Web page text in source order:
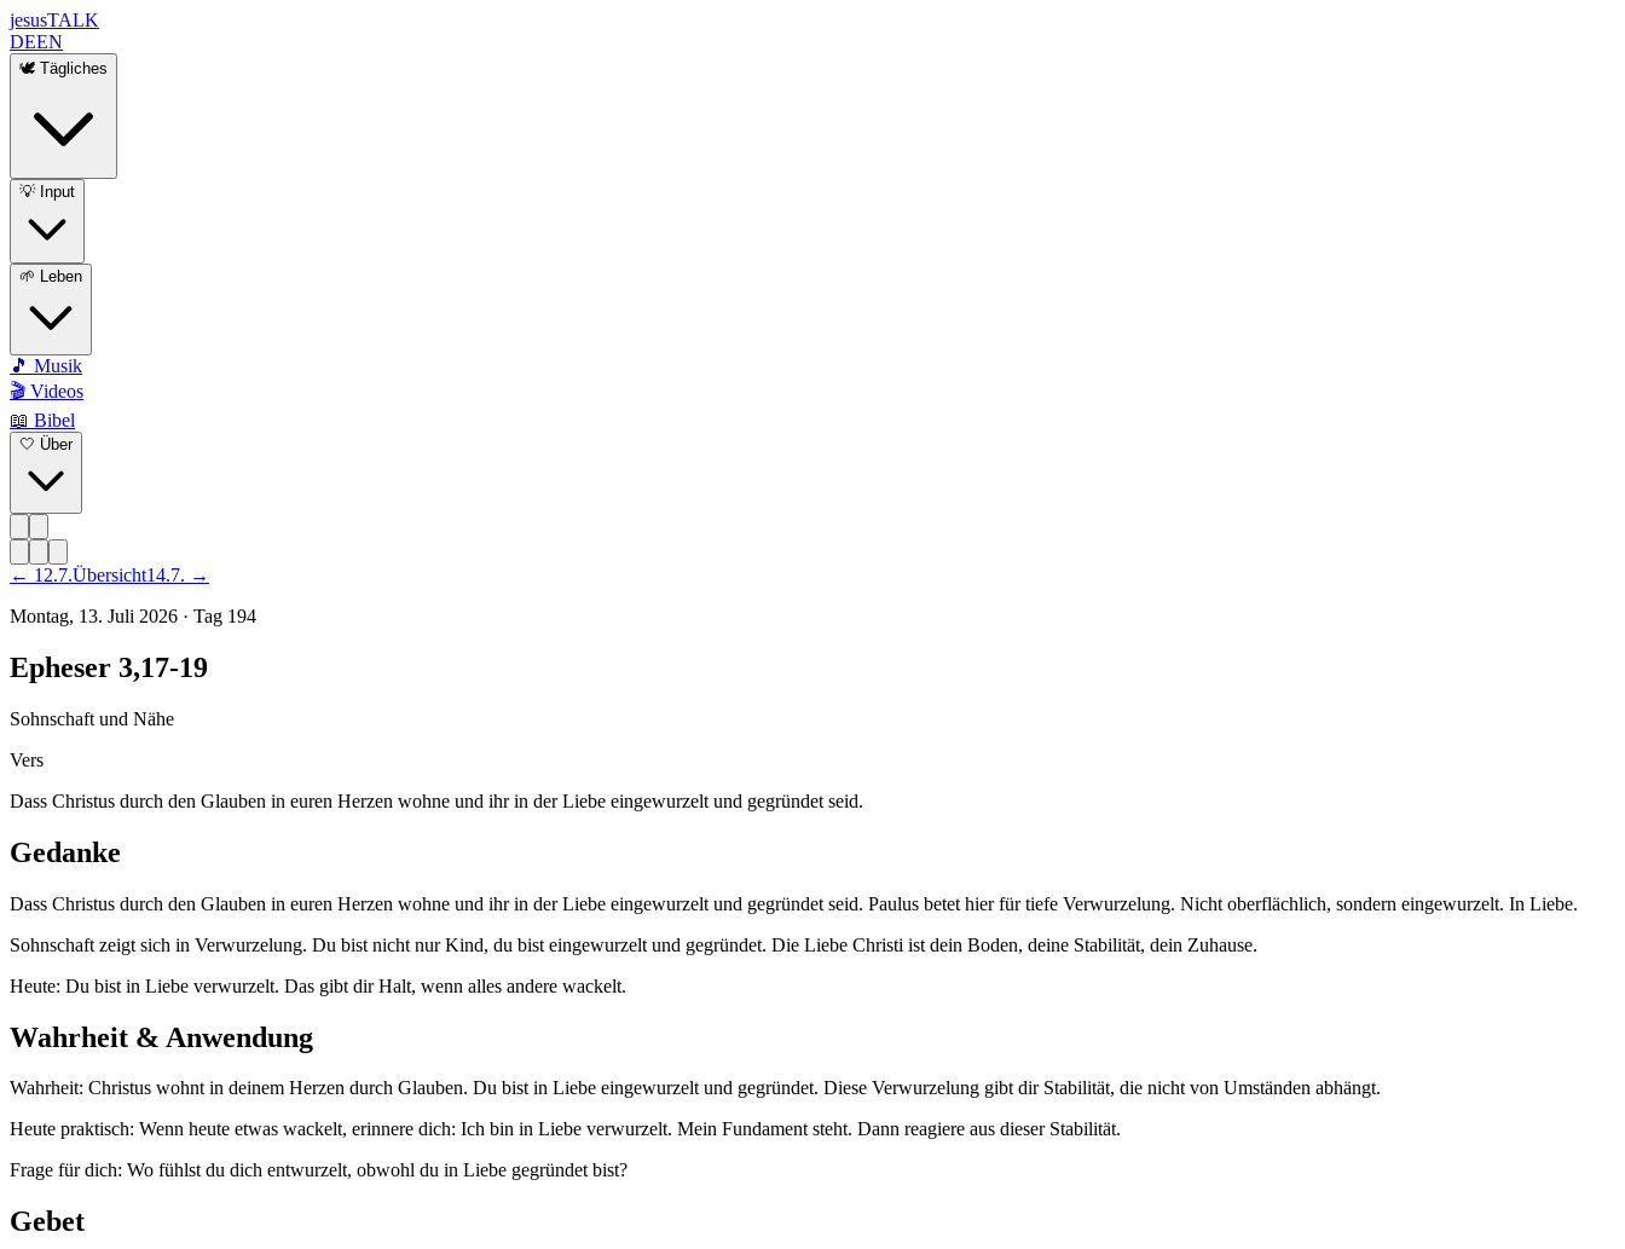
jesusTALK
DEEN
🕊️ Tägliches
💡 Input
🌱 Leben
🎵 Musik
🎬 Videos
📖 Bibel
🤍 Über
← 12.7.Übersicht14.7. →
Montag, 13. Juli 2026 · Tag 194
Epheser 3,17-19
Sohnschaft und Nähe
Vers
Dass Christus durch den Glauben in euren Herzen wohne und ihr in der Liebe eingewurzelt und gegründet seid.
Gedanke
Dass Christus durch den Glauben in euren Herzen wohne und ihr in der Liebe eingewurzelt und gegründet seid. Paulus betet hier für tiefe Verwurzelung. Nicht oberflächlich, sondern eingewurzelt. In Liebe.
Sohnschaft zeigt sich in Verwurzelung. Du bist nicht nur Kind, du bist eingewurzelt und gegründet. Die Liebe Christi ist dein Boden, deine Stabilität, dein Zuhause.
Heute: Du bist in Liebe verwurzelt. Das gibt dir Halt, wenn alles andere wackelt.
Wahrheit & Anwendung
Wahrheit: Christus wohnt in deinem Herzen durch Glauben. Du bist in Liebe eingewurzelt und gegründet. Diese Verwurzelung gibt dir Stabilität, die nicht von Umständen abhängt.
Heute praktisch: Wenn heute etwas wackelt, erinnere dich: Ich bin in Liebe verwurzelt. Mein Fundament steht. Dann reagiere aus dieser Stabilität.
Frage für dich: Wo fühlst du dich entwurzelt, obwohl du in Liebe gegründet bist?
Gebet